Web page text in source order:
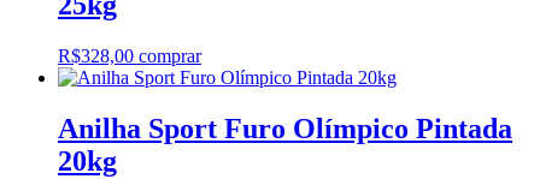
R$328,00 comprar
Anilha Sport Furo Olímpico Pintada
20kg